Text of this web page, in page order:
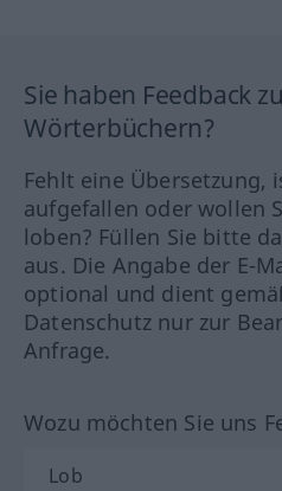
Sie haben Feedback
Wörterbüchern?
Fehlt eine Übersetzung,
aufgefallen oder wollen
loben? Füllen Sie bitte
aus. Die Angabe der E-
optional und dient
Datenschutz nur zur
Anfrage.
Wozu möchten Sie uns